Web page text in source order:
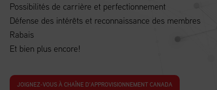
Possibilités de carrière et perfectionnement
Défense des intérêts et reconnaissance des membres
Rabais
Et bien plus encore!
JOIGNEZ-VOUS À CHAÎNE D’APPROVISIONNEMENT CANADA